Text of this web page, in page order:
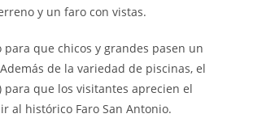
y un faro con vistas.
que chicos y grandes pasen un
de la variedad de piscinas, el
que los visitantes aprecien el
al histórico Faro San Antonio.